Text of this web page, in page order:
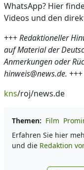
WhatsApp? Hier
Videos und den
+++Redaktioneller
auf Material der
Anmerkungen oder
hinweis@news.de. +++
kns/roj/news.de
Themen: Film
Erfahren Sie hier
und die Redaktion